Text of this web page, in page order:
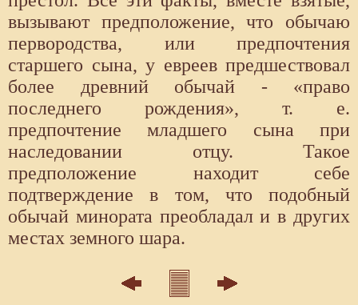
вызывают предположение, что обычаю
первородства, или предпочтения
старшего сына, у евреев предшествовал
более древний обычай - «право
последнего рождения», т. е.
предпочтение младшего сына при
наследовании отцу. Такое
предположение находит себе
подтверждение в том, что подобный
обычай минората преобладал и в других
местах земного шара.